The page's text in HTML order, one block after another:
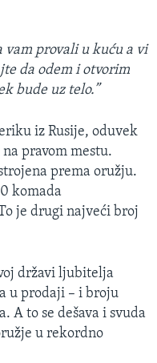
vam provali u kuću a vi
da odem i otvorim
bude uz telo.”
iz Rusije, oduvek
pravom mestu.
prema oružju.
komada
je drugi najveći broj
državi ljubitelja
u prodaji – i broju
A to se dešava i svuda
u rekordno